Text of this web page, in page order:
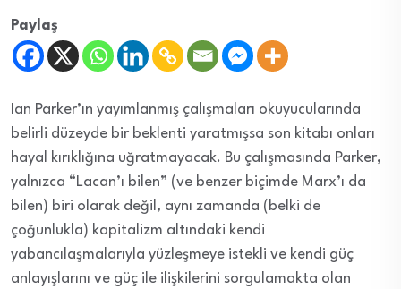
Paylaş
Ian Parker’ın yayımlanmış çalışmaları okuyucularında
belirli düzeyde bir beklenti yaratmışsa son kitabı onları
hayal kırıklığına uğratmayacak. Bu çalışmasında Parker,
yalnızca “Lacan’ı bilen” (ve benzer biçimde Marx’ı da
bilen) biri olarak değil, aynı zamanda (belki de
çoğunlukla) kapitalizm altındaki kendi
yabancılaşmalarıyla yüzleşmeye istekli ve kendi güç
anlayışlarını ve güç ile ilişkilerini sorgulamakta olan